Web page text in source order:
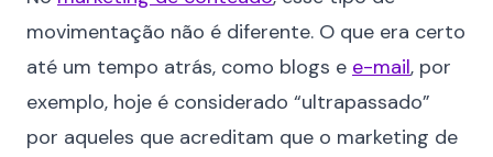
movimentação não é diferente. O que era certo
até um tempo atrás, como blogs e e-mail, por
exemplo, hoje é considerado “ultrapassado”
por aqueles que acreditam que o marketing de